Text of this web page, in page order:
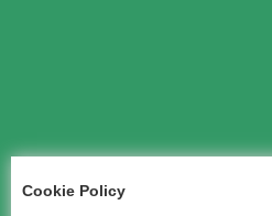
Cookie Policy